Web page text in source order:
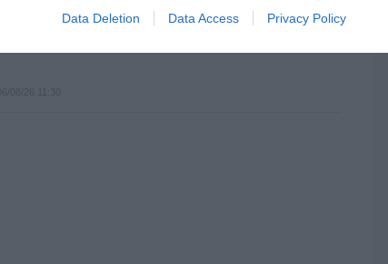
Data Deletion Data Access Privacy Policy
Ceuta es España. Tenemos un